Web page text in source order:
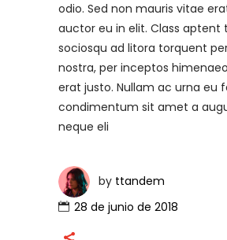
odio. Sed non mauris vitae
auctor eu in elit. Class aptent
sociosqu ad litora torquent
nostra, per inceptos
erat justo. Nullam ac urna eu
condimentum sit amet a
neque eli
by ttandem
28 de junio de 2018